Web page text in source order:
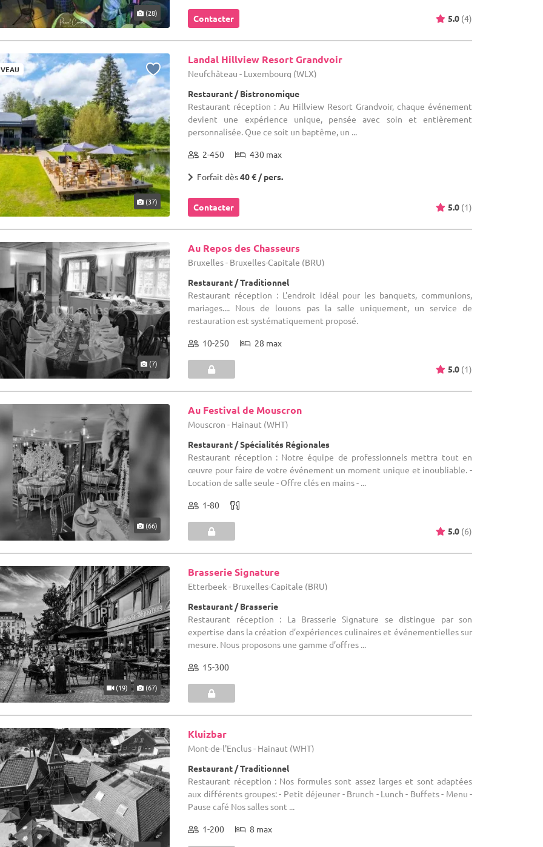
(28) Contacter 5.0 (4)
(37)
Landal Hillview Resort Grandvoir
Neufchâteau - Luxembourg (WLX)
Restaurant / Bistronomique
Restaurant réception : Au Hillview Resort Grandvoir, chaque événement
devient une expérience unique, pensée avec soin et entièrement
personnalisée. Que ce soit un baptême, un ...
2-450 430 max
Forfait dès40 € / pers.
Contacter 5.0 (1)
(7)
Au Repos des Chasseurs
Bruxelles - Bruxelles-Capitale (BRU)
Restaurant / Traditionnel
Restaurant réception : L'endroit idéal pour les banquets, communions,
mariages.... Nous de louons pas la salle uniquement, un service de
restauration est systématiquement proposé.
10-250 28 max
5.0 (1)
(66)
Au Festival de Mouscron
Mouscron - Hainaut (WHT)
Restaurant / Spécialités Régionales
Restaurant réception : Notre équipe de professionnels mettra tout en
œuvre pour faire de votre événement un moment unique et inoubliable. -
Location de salle seule - Offre clés en mains - ...
1-80
5.0 (6)
(19) (67)
Brasserie Signature
Etterbeek - Bruxelles-Capitale (BRU)
Restaurant / Brasserie
Restaurant réception : La Brasserie Signature se distingue par son
expertise dans la création d’expériences culinaires et événementielles sur
mesure. Nous proposons une gamme d’offres ...
15-300
Kluizbar
Mont-de-l'Enclus - Hainaut (WHT)
Restaurant / Traditionnel
Restaurant réception : Nos formules sont assez larges et sont adaptées
aux différents groupes: - Petit déjeuner - Brunch - Lunch - Buffets - Menu -
Pause café Nos salles sont ...
1-200 8 max